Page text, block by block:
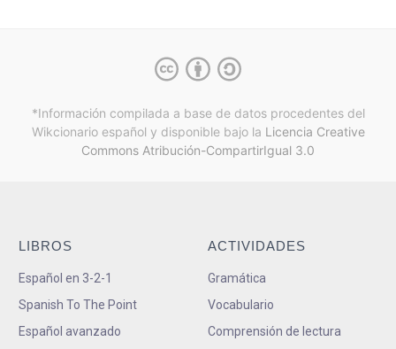
*Información compilada a base de datos procedentes del
Wikcionario español y disponible bajo la Licencia Creative
Commons Atribución-CompartirIgual 3.0
LIBROS
Español en 3-2-1
Spanish To The Point
Español avanzado
ACTIVIDADES
Gramática
Vocabulario
Comprensión de lectura